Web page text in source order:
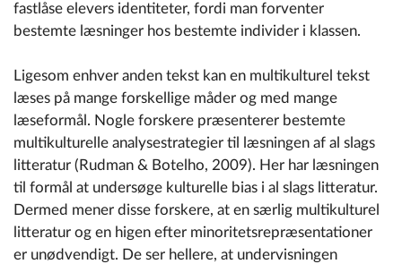
fastlåse elevers identiteter, fordi man forventer
bestemte læsninger hos bestemte individer i klassen.
Ligesom enhver anden tekst kan en multikulturel tekst
læses på mange forskellige måder og med mange
læseformål. Nogle forskere præsenterer bestemte
multikulturelle analysestrategier til læsningen af al slags
litteratur (Rudman & Botelho, 2009). Her har læsningen
til formål at undersøge kulturelle bias i al slags litteratur.
Dermed mener disse forskere, at en særlig multikulturel
litteratur og en higen efter minoritetsrepræsentationer
er unødvendigt. De ser hellere, at undervisningen